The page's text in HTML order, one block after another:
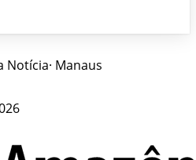
Notícia· Manaus